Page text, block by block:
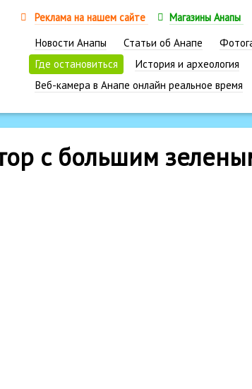
Реклама на нашем сайте Магазины Анапы
Новости Анапы
Статьи об Анапе
Где остановиться
История и археология
Веб-камера в Анапе онлайн реальное время
с большим